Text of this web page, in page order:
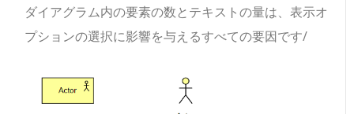
ダイアグラム内の要素の数とテキストの量は、表示オ
プションの選択に影響を与えるすべての要因です/